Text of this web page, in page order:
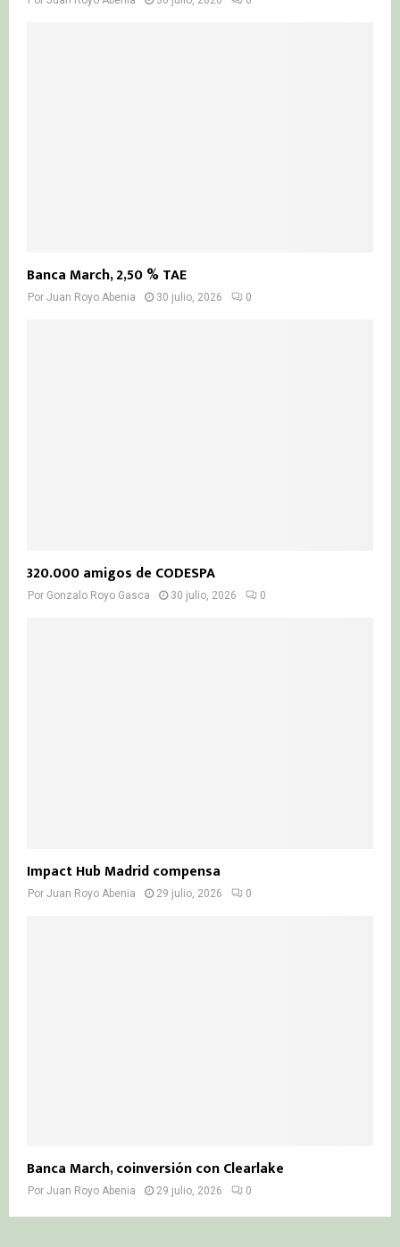
Banca March, 2,50 % TAE
Por Juan Royo Abenia 30 julio, 2026 0
320.000 amigos de CODESPA
Por Gonzalo Royo Gasca 30 julio, 2026 0
Impact Hub Madrid compensa
Por Juan Royo Abenia 29 julio, 2026 0
Banca March, coinversión con Clearlake
Por Juan Royo Abenia 29 julio, 2026 0